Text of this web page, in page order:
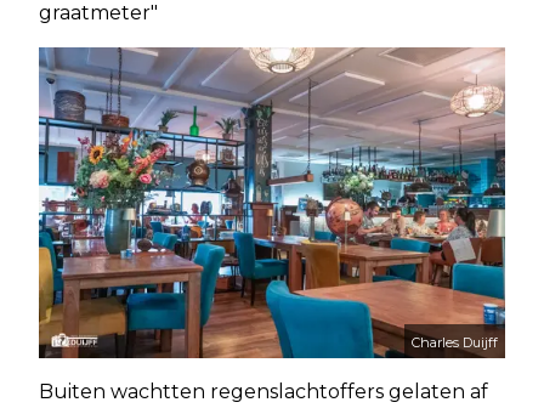
graatmeter"
Charles Duijff
Buiten wachtten regenslachtoffers gelaten af